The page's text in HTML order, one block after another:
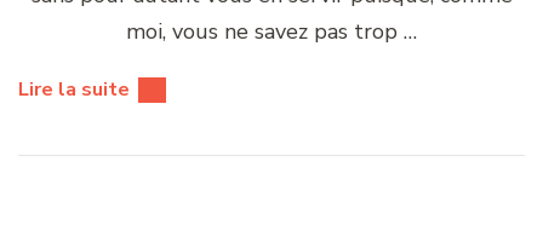
moi, vous ne savez pas trop …
Lire la suite